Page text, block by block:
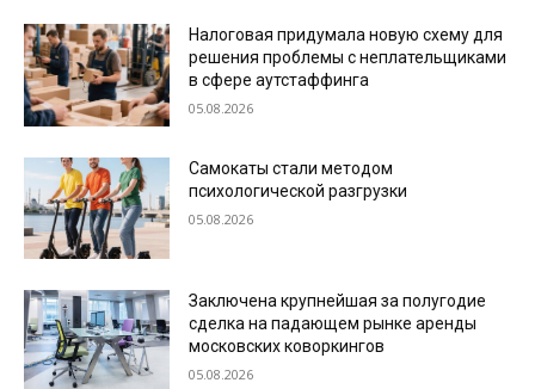
Налоговая придумала новую схему для
решения проблемы с неплательщиками
в сфере аутстаффинга
05.08.2026
Самокаты стали методом
психологической разгрузки
05.08.2026
Заключена крупнейшая за полугодие
сделка на падающем рынке аренды
московских коворкингов
05.08.2026